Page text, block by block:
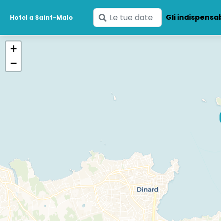
Hotel a Saint-Malo
Inserisci
le
Gli
+
−